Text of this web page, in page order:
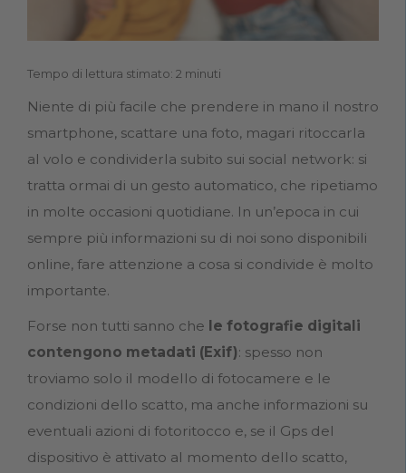
Tempo di lettura stimato: 2 minuti
Niente di più facile che prendere in mano il nostro
smartphone, scattare una foto, magari ritoccarla
al volo e condividerla subito sui social network: si
tratta ormai di un gesto automatico, che ripetiamo
in molte occasioni quotidiane. In un’epoca in cui
sempre più informazioni su di noi sono disponibili
online, fare attenzione a cosa si condivide è molto
importante.
Forse non tutti sanno che le fotografie digitali
contengono metadati (Exif): spesso non
troviamo solo il modello di fotocamere e le
condizioni dello scatto, ma anche informazioni su
eventuali azioni di fotoritocco e, se il Gps del
dispositivo è attivato al momento dello scatto,